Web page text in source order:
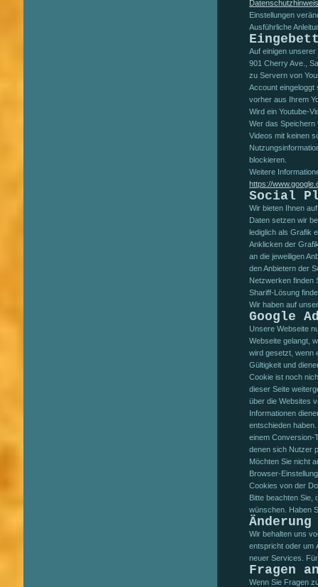
Einstellungen
Ausführliche
Auf einigen
901 Cherry Ave.,
zu Servern von
Account eingeloggt
vorher aus Ihrem
Wird ein Youtube-
Wer das Speichern
Videos mit keinen
blockieren.
Weitere
https://
Social
Wir bieten Ihnen
Daten setzen wir
lediglich als Grafik
Anklicken der
an die jeweiligen
den Anbietern der
Netzwerken finden
Shariff-Lösung
Wir haben auf
Google
Unsere Webseite
Webseite gelangt,
wird gesetzt, wenn
Gültigkeit und
Cookie ist noch
dieser Seite
über die Websites
Informationen
entschieden
einem Conversion-
denen sich Nutzer
Möchten Sie nicht
Browser-
Cookies von der
Bitte beachten Sie,
wünschen. Haben
Wir behalten uns
entspricht oder um
neuer Services.
Fragen
Wenn Sie Fragen